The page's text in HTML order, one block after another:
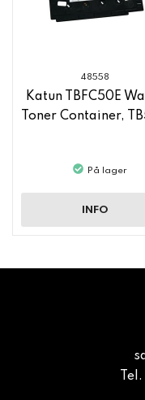
48558
Katun TBFC50E
Toner Container,
På lager
INFO